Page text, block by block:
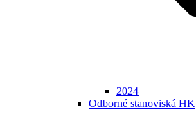
2024
Odborné stanoviská HK